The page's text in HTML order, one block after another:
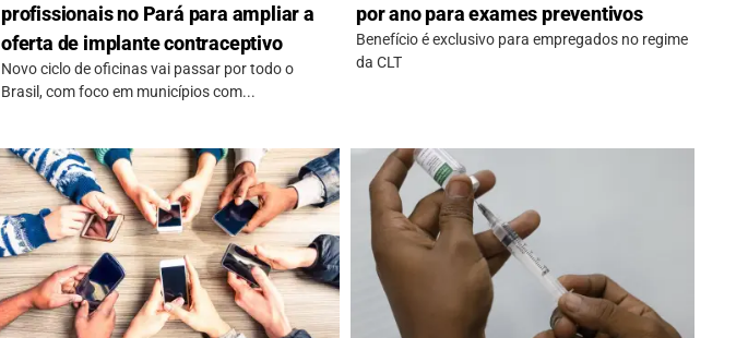
profissionais no Pará para ampliar a
oferta de implante contraceptivo
Novo ciclo de oficinas vai passar por todo o
Brasil, com foco em municípios com...
por ano para exames preventivos
Benefício é exclusivo para empregados no regime
da CLT